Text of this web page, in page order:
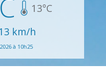
13°C
km/h
à 10h25